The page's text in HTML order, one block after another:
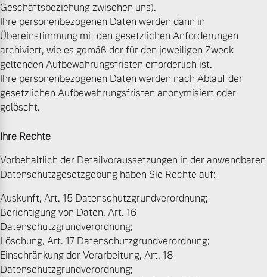
Geschäftsbeziehung zwischen uns).
Ihre personenbezogenen Daten werden dann in
Übereinstimmung mit den gesetzlichen Anforderungen
archiviert, wie es gemäß der für den jeweiligen Zweck
geltenden Aufbewahrungsfristen erforderlich ist.
Ihre personenbezogenen Daten werden nach Ablauf der
gesetzlichen Aufbewahrungsfristen anonymisiert oder
gelöscht.
Ihre Rechte
Vorbehaltlich der Detailvoraussetzungen in der anwendbaren
Datenschutzgesetzgebung haben Sie Rechte auf:
Auskunft, Art. 15 Datenschutzgrundverordnung;
Berichtigung von Daten, Art. 16
Datenschutzgrundverordnung;
Löschung, Art. 17 Datenschutzgrundverordnung;
Einschränkung der Verarbeitung, Art. 18
Datenschutzgrundverordnung;